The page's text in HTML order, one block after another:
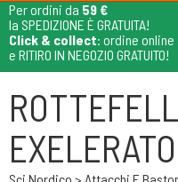
Per ordini da 59 €
la SPEDIZIONE È GRATUITA!
Click & collect: ordine online
e RITIRO IN NEGOZIO GRATUITO!